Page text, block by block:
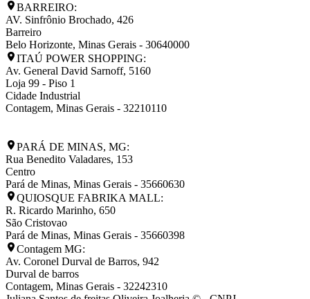
BARREIRO:
AV. Sinfrônio Brochado, 426
Barreiro
Belo Horizonte, Minas Gerais - 30640000
ITAÚ POWER SHOPPING:
Av. General David Sarnoff, 5160
Loja 99 - Piso 1
Cidade Industrial
Contagem, Minas Gerais - 32210110
PARÁ DE MINAS, MG:
Rua Benedito Valadares, 153
Centro
Pará de Minas, Minas Gerais - 35660630
QUIOSQUE FABRIKA MALL:
R. Ricardo Marinho, 650
São Cristovao
Pará de Minas, Minas Gerais - 35660398
Contagem MG:
Av. Coronel Durval de Barros, 942
Durval de barros
Contagem, Minas Gerais - 32242310